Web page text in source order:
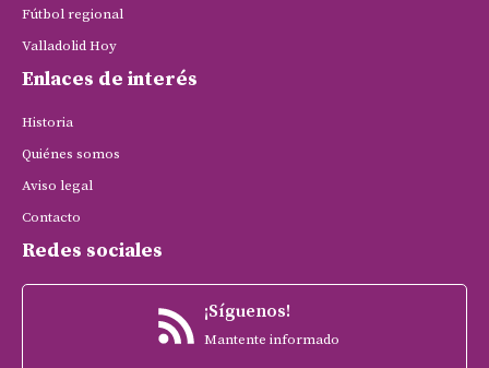
Fútbol regional
Valladolid Hoy
Enlaces de interés
Historia
Quiénes somos
Aviso legal
Contacto
Redes sociales
¡Síguenos!
Mantente informado